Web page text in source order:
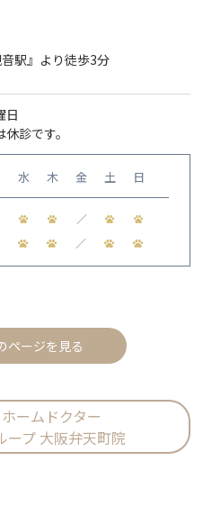
駅』より徒歩3分
日
診です。
水 木 金 土 日
／
／
ページを見る
ームドクター
ープ 大阪弁天町院